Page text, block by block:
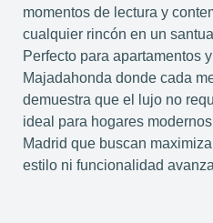
momentos de lectura y
cualquier rincón en un
Perfecto para apartamentos
Majadahonda donde cada
demuestra que el lujo no
ideal para hogares
Madrid que buscan
estilo ni funcionalidad